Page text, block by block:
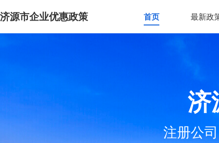
济源市企业优惠政策 首页 最新政
济
注册公